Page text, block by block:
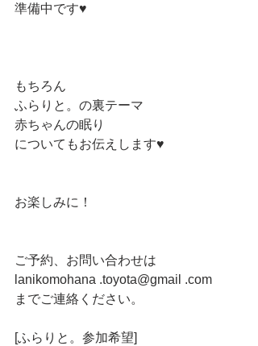
準備中です♥️
もちろん
ふらりと。の裏テーマ
赤ちゃんの眠り
についてもお伝えします♥️
お楽しみに！
ご予約、お問い合わせは
lanikomohana .toyota@gmail .com
までご連絡ください。
[ふらりと。参加希望]